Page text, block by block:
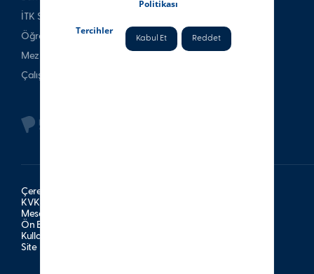
İTK Spor Kulubü
Öğrenci & Veli
Mezun
Çalışan
Çerez Politikası
KVKK Aydınlatma Metni
Mesafeli Satış Sözleşmesi
Ön Bilgilendirme Formu
Kullanım Şartları
Site Haritası
Politikası
Tercihler
Kabul Et Reddet